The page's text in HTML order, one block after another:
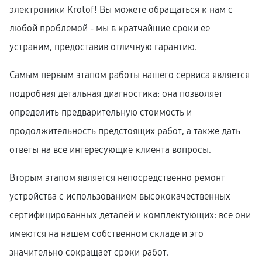
электроники Krotof! Вы можете обращаться к нам с
любой проблемой - мы в кратчайшие сроки ее
устраним, предоставив отличную гарантию.
Самым первым этапом работы нашего сервиса является
подробная детальная диагностика: она позволяет
определить предварительную стоимость и
продолжительность предстоящих работ, а также дать
ответы на все интересующие клиента вопросы.
Вторым этапом является непосредственно ремонт
устройства с использованием высококачественных
сертифицированных деталей и комплектующих: все они
имеются на нашем собственном складе и это
значительно сокращает сроки работ.